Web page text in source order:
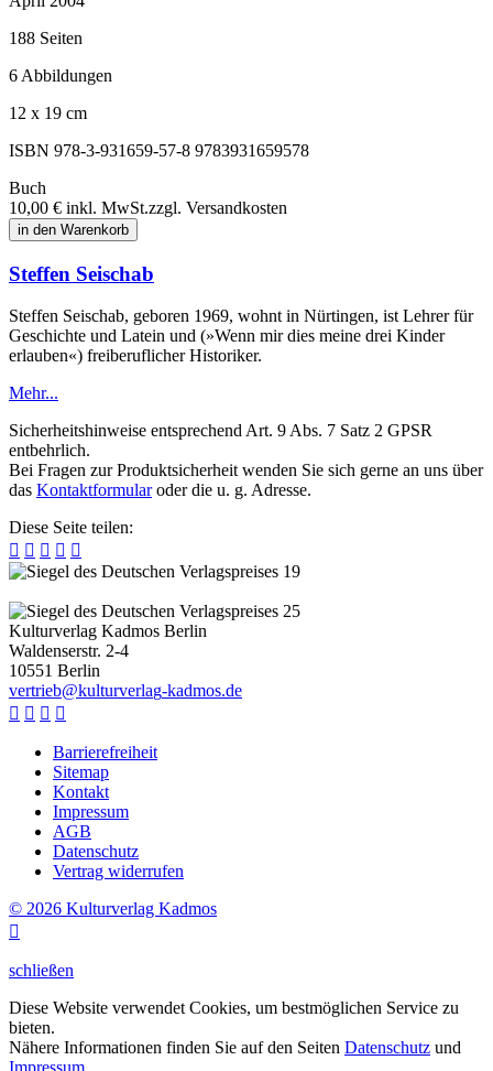
188 Seiten
6 Abbildungen
12 x 19 cm
ISBN 978-3-931659-57-8 9783931659578
Buch
10,00 € inkl. MwSt.zzgl. Versandkosten
in den Warenkorb
Steffen Seischab
Steffen Seischab, geboren 1969, wohnt in Nürtingen, ist Lehrer für
Geschichte und Latein und (»Wenn mir dies meine drei Kinder
erlauben«) freiberuflicher Historiker.
Mehr...
Sicherheitshinweise entsprechend Art. 9 Abs. 7 Satz 2 GPSR
entbehrlich.
Bei Fragen zur Produktsicherheit wenden Sie sich gerne an uns über
das Kontaktformularoder die u. g. Adresse.
Diese Seite teilen:
    
Kulturverlag Kadmos Berlin
Waldenserstr. 2-4
10551 Berlin
vertrieb@kulturverlag-kadmos.de
   
Barrierefreiheit
Sitemap
Kontakt
Impressum
AGB
Datenschutz
Vertrag widerrufen
© 2026 Kulturverlag Kadmos

schließen
Diese Website verwendet Cookies, um bestmöglichen Service zu
bieten.
Nähere Informationen finden Sie auf den Seiten Datenschutz und